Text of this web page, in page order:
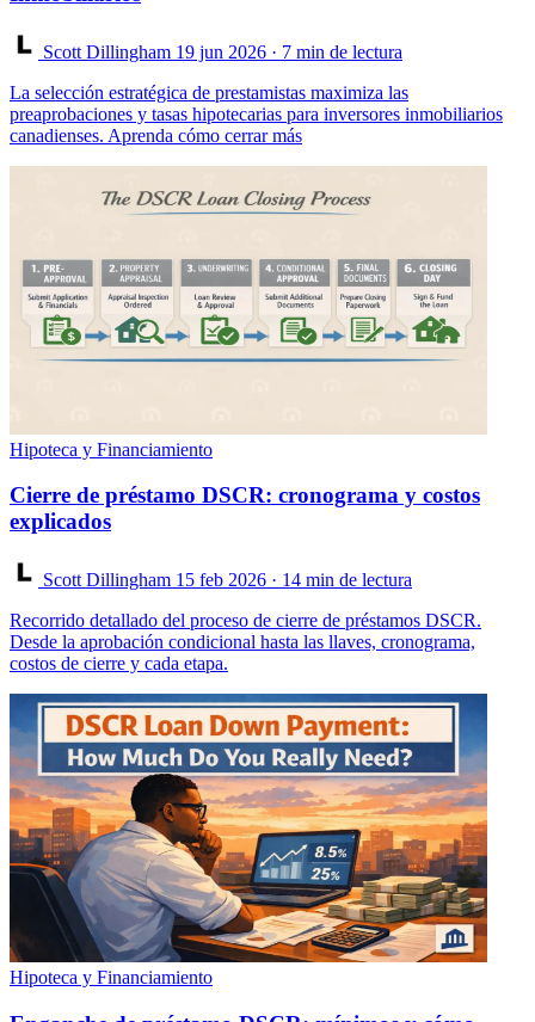
Scott Dillingham 19 jun 2026 · 7 min de lectura
La selección estratégica de prestamistas maximiza las
preaprobaciones y tasas hipotecarias para inversores inmobiliarios
canadienses. Aprenda cómo cerrar más
Hipoteca y Financiamiento
Cierre de préstamo DSCR: cronograma y costos
explicados
Scott Dillingham 15 feb 2026 · 14 min de lectura
Recorrido detallado del proceso de cierre de préstamos DSCR.
Desde la aprobación condicional hasta las llaves, cronograma,
costos de cierre y cada etapa.
Hipoteca y Financiamiento